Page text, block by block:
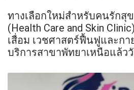
ทางเลือกใหม่สำหรับคนรักสุ
(Health Care and Skin
เสื่อม เวชศาสตร์ฟื้นฟูและก
บริการสาขาพัทยาเหนือแล้ว